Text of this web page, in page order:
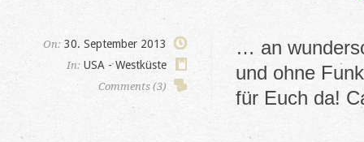
On: 30. September 2013
In: USA - Westküste
Comments (3)
… an
und ohne
für Euch da!